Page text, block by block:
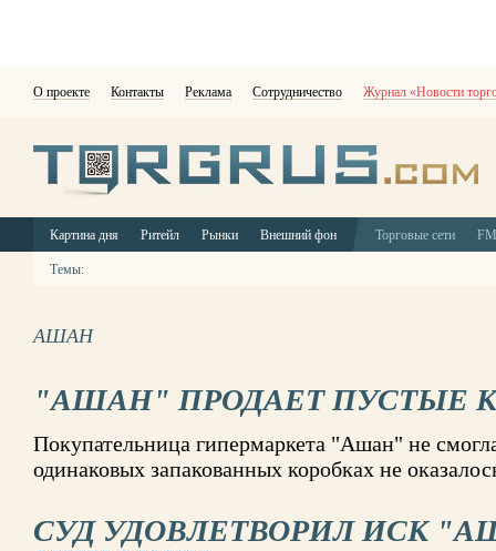
О проекте Контакты Реклама Сотрудничество Журнал «Новости
Картина дня Ритейл Рынки Внешний фон Торговые сети
Темы:
АШАН
"АШАН" ПРОДАЕТ ПУСТЫЕ
Покупательница гипермаркета "Ашан" не
одинаковых запакованных коробках не
СУД УДОВЛЕТВОРИЛ ИСК